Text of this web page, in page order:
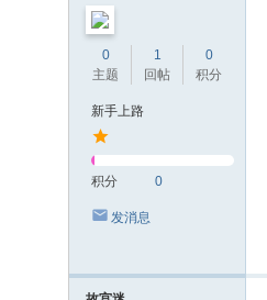
0
主题
1
回帖
0
积分
新手上路
积分 0
发消息